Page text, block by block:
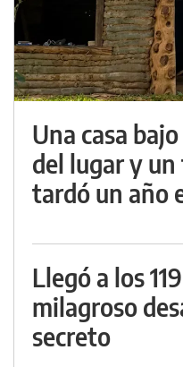
Una casa
del lugar y
tardó un año
Llegó a los
milagroso
secreto